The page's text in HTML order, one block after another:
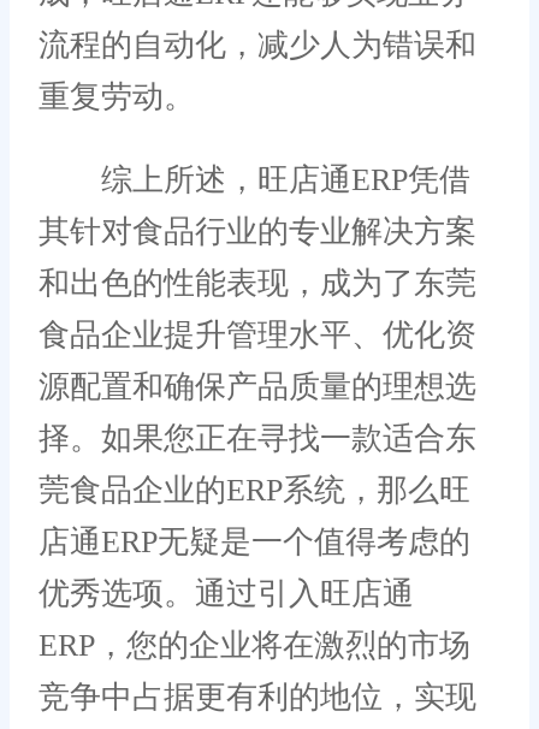
流程的自动化，减少人为错误和
重复劳动。
综上所述，旺店通ERP凭借
其针对食品行业的专业解决方案
和出色的性能表现，成为了东莞
食品企业提升管理水平、优化资
源配置和确保产品质量的理想选
择。如果您正在寻找一款适合东
莞食品企业的ERP系统，那么旺
店通ERP无疑是一个值得考虑的
优秀选项。通过引入旺店通
ERP，您的企业将在激烈的市场
竞争中占据更有利的地位，实现